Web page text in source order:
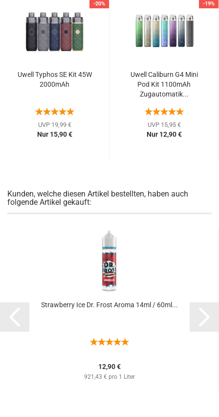
-20%
Uwell Typhos SE Kit 45W
2000mAh
UVP 19,99 €
Nur 15,90 €
-19%
Uwell Caliburn G4 Mini
Pod Kit 1100mAh
Zugautomatik...
UVP 15,95 €
Nur 12,90 €
Kunden, welche diesen Artikel bestellten, haben auch
folgende Artikel gekauft:
Strawberry Ice Dr. Frost Aroma 14ml / 60ml...
12,90 €
921,43 € pro 1 Liter